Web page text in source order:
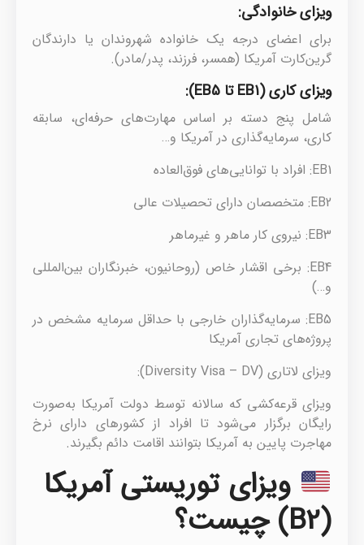
ویزای خانوادگی:
برای اعضای درجه یک خانواده شهروندان یا دارندگان
گرین‌کارت آمریکا (همسر، فرزند، پدر/مادر).
ویزای کاری (EB1 تا EB5):
شامل پنج دسته بر اساس مهارت‌های حرفه‌ای، سابقه
کاری، سرمایه‌گذاری در آمریکا و…
EB1: افراد با توانایی‌های فوق‌العاده
EB2: متخصصان دارای تحصیلات عالی
EB3: نیروی کار ماهر و غیرماهر
EB4: برخی اقشار خاص (روحانیون، خبرنگاران بین‌المللی
و…)
EB5: سرمایه‌گذاران خارجی با حداقل سرمایه مشخص در
پروژه‌های تجاری آمریکا
ویزای لاتاری (Diversity Visa – DV):
ویزای قرعه‌کشی که سالانه توسط دولت آمریکا به‌صورت
رایگان برگزار می‌شود تا افراد از کشورهای دارای نرخ
مهاجرت پایین به آمریکا بتوانند اقامت دائم بگیرند.
ویزای توریستی آمریکا
(B2) چیست؟